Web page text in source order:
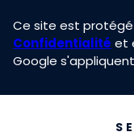
Ce site est protégé
Confidentialité et
Google